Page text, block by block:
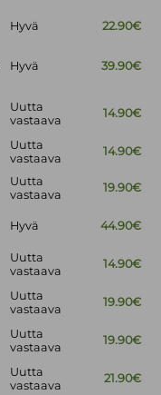
Hyvä
22.90€
Hyvä 39.90€
Uutta
vastaava
14.90€
Uutta
vastaava
14.90€
Uutta
vastaava
19.90€
Hyvä 44.90€
Uutta
vastaava
14.90€
Uutta
vastaava
19.90€
Uutta
vastaava
19.90€
Uutta
vastaava
21.90€